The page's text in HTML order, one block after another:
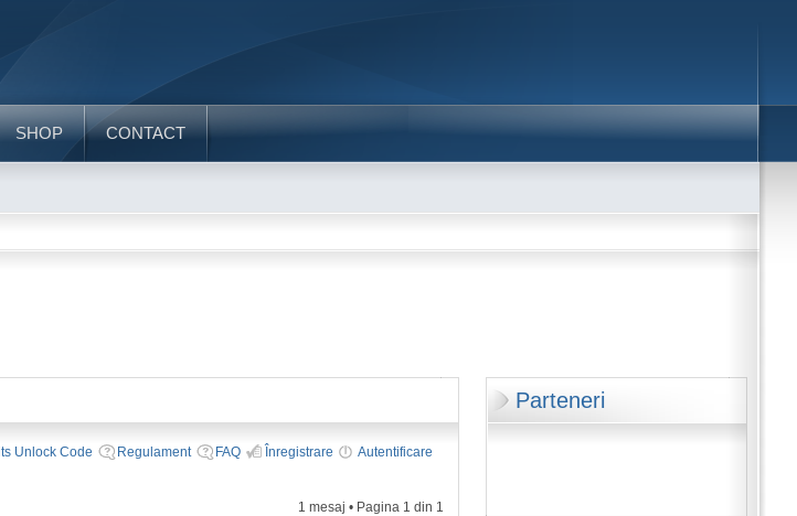
SHOP CONTACT
Parteneri
Unlock Code Regulament FAQ Înregistrare
Autentificare
1 mesaj • Pagina 1 din 1